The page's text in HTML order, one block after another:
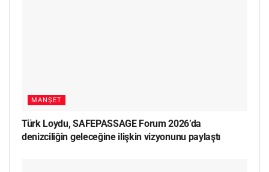
MANŞET
Türk Loydu, SAFEPASSAGE Forum 2026’da
denizciliğin geleceğine ilişkin vizyonunu paylaştı